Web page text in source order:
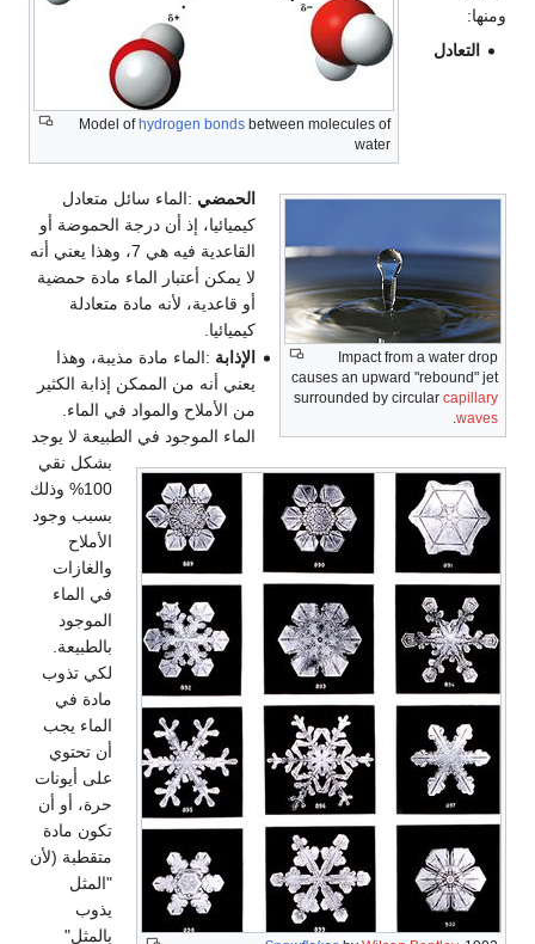
Model ofhydrogen bonds between molecules of
water
Impact from a water drop
causes an upward "rebound" jet
surrounded by circular capillary
waves
ومنها:
التعادل
الحمضي :الماء سائل متعادل
كيميائيا، إذ أن درجة الحموضة أو
القاعدية فيه هي 7، وهذا يعني أنه
لا يمكن أعتبار الماء مادة حمضية
أو قاعدية، لأنه مادة متعادلة
كيميائيا.
الإذابة :الماء مادة مذيبة، وهذا
يعني أنه من الممكن إذابة الكثير
من الأملاح والمواد في الماء.
الماء الموجود في الطبيعة لا يوجد
بشكل نقي
100% وذلك
بسبب وجود
الأملاح
والغازات
في الماء
الموجود
بالطبيعة.
لكي تذوب
مادة في
الماء يجب
أن تحتوي
على أيونات
حرة، أو أن
تكون مادة
متقطبة (لأن
"المثل
يذوب
بالمثل"